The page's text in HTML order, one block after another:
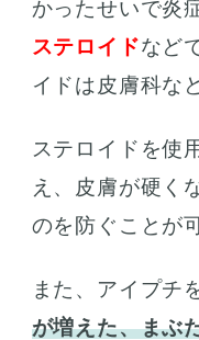
かったせいで炎
ステロイドなど
イドは皮膚科な
ステロイドを使
え、皮膚が硬く
のを防ぐことが
また、アイプチ
が増えた、まぶ